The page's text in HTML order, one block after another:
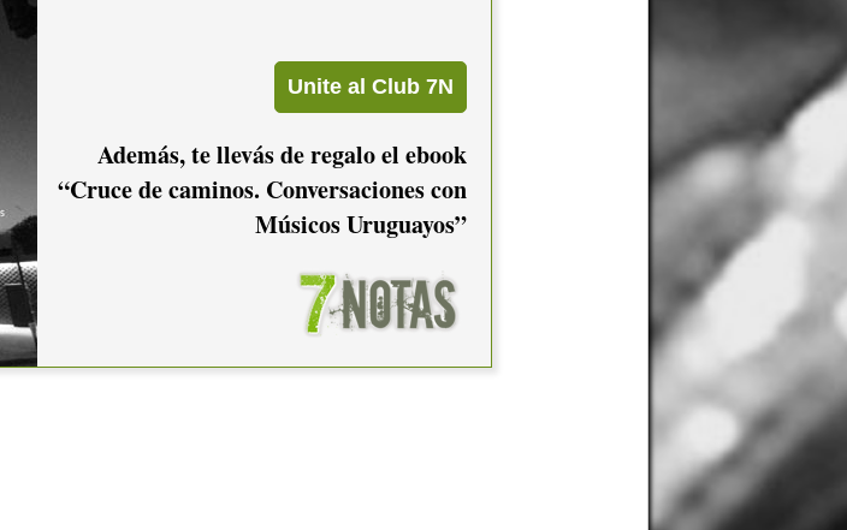
Además, te llevás de regalo el ebook
“Cruce de caminos. Conversaciones con
Músicos Uruguayos”